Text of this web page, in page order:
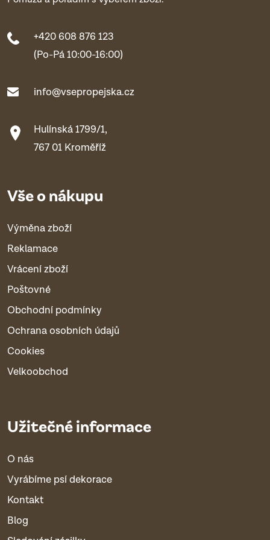
+420 608 876 123
(Po-Pá 10:00-16:00)
info@vsepropejska.cz
Hulínská 1799/1,
767 01 Kroměříž
Vše o nákupu
Výměna zboží
Reklamace
Vrácení zboží
Poštovné
Obchodní podmínky
Ochrana osobních údajů
Cookies
Velkoobchod
Užitečné informace
O nás
Vyrábíme psí dekorace
Kontakt
Blog